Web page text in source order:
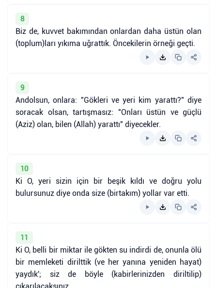
8
Biz de, kuvvet bakımından onlardan daha üstün olan
(toplum)ları yıkıma uğrattık. Öncekilerin örneği geçti.
9
Andolsun, onlara: "Gökleri ve yeri kim yarattı?" diye
soracak olsan, tartışmasız: "Onları üstün ve güçlü
(Aziz) olan, bilen (Allah) yarattı" diyecekler.
10
Ki O, yeri sizin için bir beşik kıldı ve doğru yolu
bulursunuz diye onda size (birtakım) yollar var etti.
11
Ki O, belli bir miktar ile gökten su indirdi de, onunla ölü
bir memleketi dirilttik (ve her yanına yeniden hayat)
yaydık'; siz de böyle (kabirlerinizden diriltilip)
çıkarılacaksınız.